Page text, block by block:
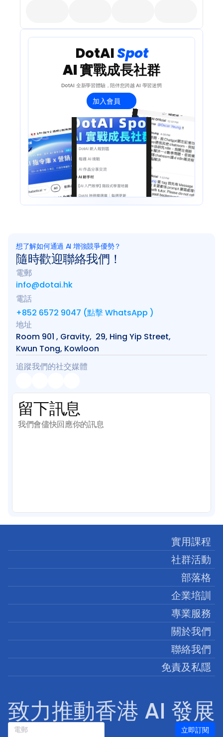
DotAI Spot
AI 實戰成長社群
DotAI 全新學習體驗，陪伴您跨越 AI 學習迷惘
加入會員
想了解如何通過 AI 增強競爭優勢？
隨時歡迎聯絡我們！
電郵
info@dotai.hk
電話
+852 6572 9047 (點擊 WhatsApp )
地址
Room 901 , Gravity,  29, Hing Yip Street,
Kwun Tong, Kowloon
追蹤我們的社交媒體
留下訊息
我們會儘快回應你的訊息
致力推動香港 AI 發展
電郵 立即訂閱
實用課程
社群活動
部落格
企業培訓
專業服務
關於我們
聯絡我們
免責及私隱